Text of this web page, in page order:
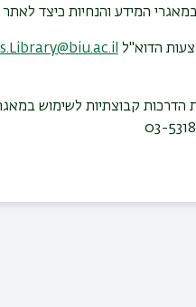
המידע והנחיות כיצד לאתר מידע
הדוא"ל
הדרכות קבוצתיות לשימוש